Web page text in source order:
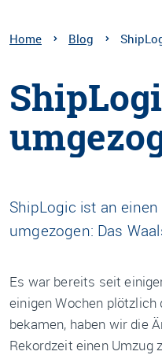
Home Blog
ShipLogic ist an
umgezogen: Das
Es war bereits seit
einigen Wochen plötzlich
bekamen, haben wir die
Rekordzeit einen Umzug